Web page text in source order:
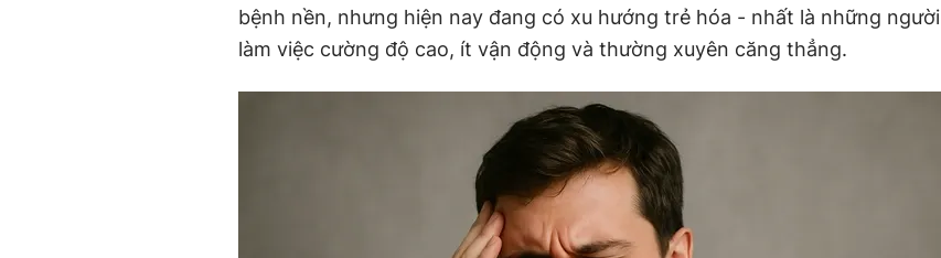
bệnh nền, nhưng hiện nay đang có xu hướng trẻ hóa - nhất là những người
làm việc cường độ cao, ít vận động và thường xuyên căng thẳng.